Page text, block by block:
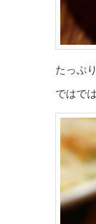
たっぷ
ではで